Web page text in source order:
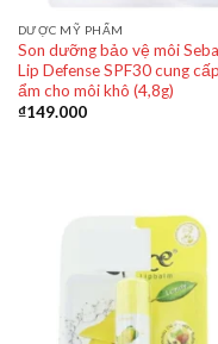
DƯỢC MỸ PHẨM
Son dưỡng bảo vệ môi
Lip Defense SPF30 cung
ẩm cho môi khô (4,8g)
₫149.000